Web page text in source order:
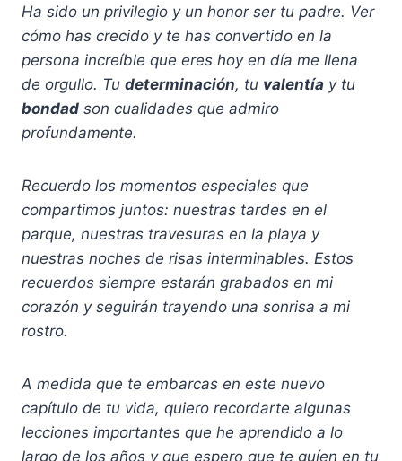
Ha sido un privilegio y un honor ser tu padre. Ver
cómo has crecido y te has convertido en la
persona increíble que eres hoy en día me llena
de orgullo. Tu determinación, tu valentía y tu
bondad son cualidades que admiro
profundamente.
Recuerdo los momentos especiales que
compartimos juntos: nuestras tardes en el
parque, nuestras travesuras en la playa y
nuestras noches de risas interminables. Estos
recuerdos siempre estarán grabados en mi
corazón y seguirán trayendo una sonrisa a mi
rostro.
A medida que te embarcas en este nuevo
capítulo de tu vida, quiero recordarte algunas
lecciones importantes que he aprendido a lo
largo de los años y que espero que te guíen en tu